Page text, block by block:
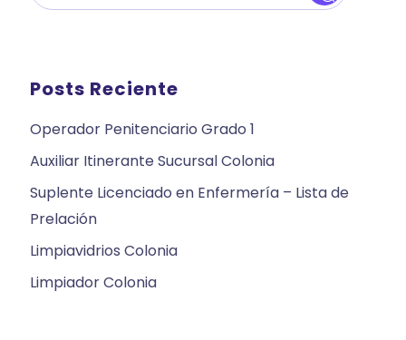
Posts Reciente
Operador Penitenciario Grado 1
Auxiliar Itinerante Sucursal Colonia
Suplente Licenciado en Enfermería – Lista de
Prelación
Limpiavidrios Colonia
Limpiador Colonia